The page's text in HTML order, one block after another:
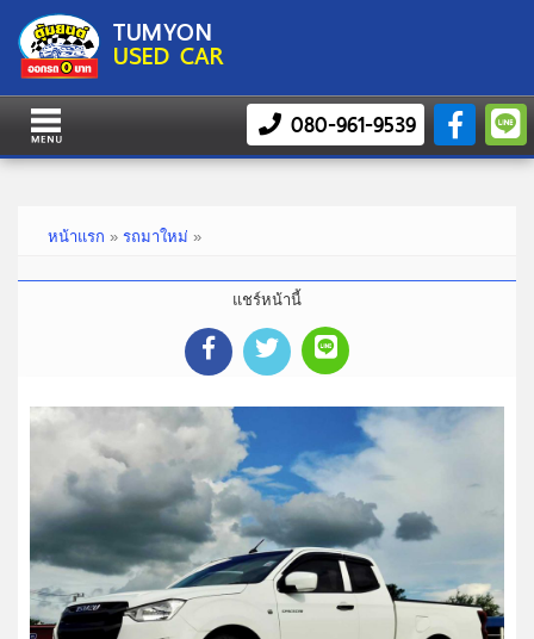
TUMYON
USED CAR
080-961-9539
หน้าแรก » รถมาใหม่ »
แชร์หน้านี้